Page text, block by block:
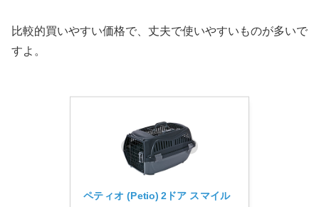
比較的買いやすい価格で、丈夫で使いやすいものが多いで
すよ。
ペティオ (Petio) 2ドア スマイル